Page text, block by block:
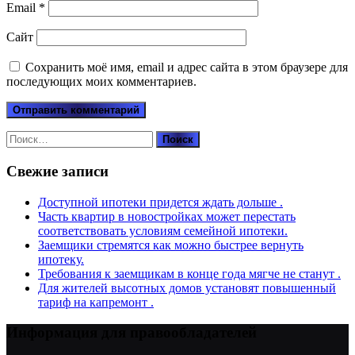
Email *
Сайт
Сохранить моё имя, email и адрес сайта в этом браузере для
последующих моих комментариев.
Найти:
Свежие записи
Доступной ипотеки придется ждать дольше .
Часть квартир в новостройках может перестать
соответствовать условиям семейной ипотеки.
Заемщики стремятся как можно быстрее вернуть
ипотеку.
Требования к заемщикам в конце года мягче не станут .
Для жителей высотных домов установят повышенный
тариф на капремонт .